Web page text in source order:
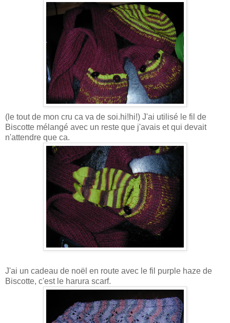
(le tout de mon cru ca va de soi.hi!hi!) J'ai utilisé le fil de
Biscotte mélangé avec un reste que j'avais et qui devait
n'attendre que ca.
J'ai un cadeau de noël en route avec le fil purple haze de
Biscotte, c'est le harura scarf.